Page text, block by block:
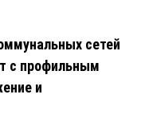
сетей
с профильным
и